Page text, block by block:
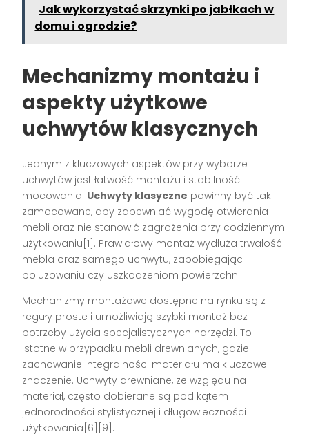
Jak wykorzystać skrzynki po jabłkach w
domu i ogrodzie?
Mechanizmy montażu i
aspekty użytkowe
uchwytów klasycznych
Jednym z kluczowych aspektów przy wyborze
uchwytów jest łatwość montażu i stabilność
mocowania. Uchwyty klasyczne powinny być tak
zamocowane, aby zapewniać wygodę otwierania
mebli oraz nie stanowić zagrożenia przy codziennym
użytkowaniu[1]. Prawidłowy montaż wydłuża trwałość
mebla oraz samego uchwytu, zapobiegając
poluzowaniu czy uszkodzeniom powierzchni.
Mechanizmy montażowe dostępne na rynku są z
reguły proste i umożliwiają szybki montaż bez
potrzeby użycia specjalistycznych narzędzi. To
istotne w przypadku mebli drewnianych, gdzie
zachowanie integralności materiału ma kluczowe
znaczenie. Uchwyty drewniane, ze względu na
materiał, często dobierane są pod kątem
jednorodności stylistycznej i długowieczności
użytkowania[6][9].